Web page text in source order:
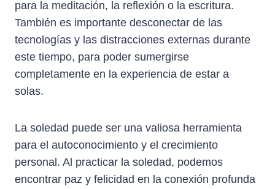
para la meditación, la reflexión o la escritura.
También es importante desconectar de las
tecnologías y las distracciones externas durante
este tiempo, para poder sumergirse
completamente en la experiencia de estar a
solas.
La soledad puede ser una valiosa herramienta
para el autoconocimiento y el crecimiento
personal. Al practicar la soledad, podemos
encontrar paz y felicidad en la conexión profunda